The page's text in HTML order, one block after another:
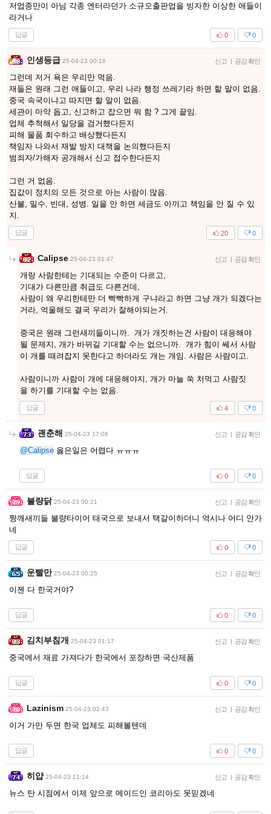
저업종만이 아님 각종 엔터라던가 소규모출판업을 빙자한 이상한 애들이
라거나
답글 0
0
인생등급 25-04-23 00:18 신고 공감 확인
그런데 저거 욕은 우리만 먹음.
재들은 원래 그런 애들이고, 우리 나라 행정 쓰레기라 하면 할 말이 없음.
중국 속국이냐고 따지면 할 말이 없음.
세관이 마약 돕고, 신고하고 잡으면 뭐 함 ? 그게 끝임.
업체 추척해서 일당을 검거했다든지
피해 물품 회수하고 배상했다든지
책임자 나와서 재발 방지 대책을 논의했다든지
범죄자/가해자 공개해서 신고 접수한다든지
그런 거 없음.
집값이 정치의 모든 것으로 아는 사람이 많음.
산불, 밀수, 빈대, 성병. 일을 안 하면 세금도 아끼고 책임을 안 질 수 있
지.
답글 0
20
Calipse 25-04-23 01:47 신고 공감 확인
개랑 사람한테는 기대되는 수준이 다르고,
기대가 다른만큼 취급도 다른건데,
사람이 왜 우리한테만 더 빡빡하게 구냐라고 하면 그냥 개가 되겠다는
거라, 억울해도 결국 우리가 잘해야되는거.
중국은 원래 그런새끼들이니까. 개가 개짓하는건 사람이 대응해야
될 문제지, 개가 바뀌길 기대할 수는 없으니까. 개가 힘이 쎄서 사람
이 개를 때려잡지 못한다고 하더라도 개는 개임. 사람은 사람이고.
사람이니까 사람이 개에 대응해야지, 개가 마늘 쑥 처먹고 사람짓
을 하기를 기대할 수는 없음.
답글 0
4
괜춘해 25-04-23 17:06 신고 공감 확인
@Calipse 옳은일은 어렵다 ㅠㅠㅠ
답글 0
0
불량닭 25-04-23 00:21 신고 공감 확인
짱깨새끼들 불량타이어 태국으로 보내서 택갈이하더니 역시나 어디 안가
네
답글 0
0
운빨만 25-04-23 00:25 신고 공감 확인
이젠 다 한국거야?
답글 0
0
김치부침개 25-04-23 01:17 신고 공감 확인
중국에서 재료 가져다가 한국에서 포장하면 국산제품
답글 0
0
Lazinism 25-04-23 02:43 신고 공감 확인
이거 가만 두면 한국 업체도 피해볼텐데
답글 0
0
히얍 25-04-23 11:14 신고 공감 확인
뉴스 탄 시점에서 이제 앞으로 메이드인 코리아도 못믿겠네